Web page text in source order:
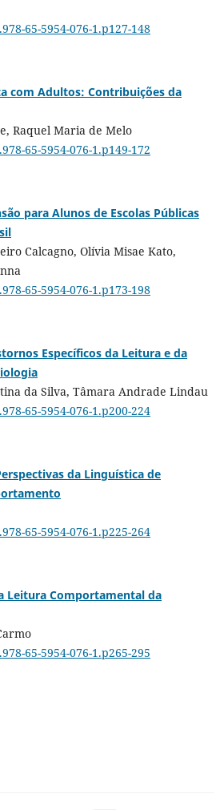
65-5954-076-1.p127-148
com Adultos: Contribuições da
Raquel Maria de Melo
65-5954-076-1.p149-172
para Alunos de Escolas Públicas
Calcagno, Olívia Misae Kato,
65-5954-076-1.p173-198
Específicos da Leitura e da
da Silva, Tâmara Andrade Lindau
65-5954-076-1.p200-224
da Linguística de
65-5954-076-1.p225-264
Leitura Comportamental da
65-5954-076-1.p265-295